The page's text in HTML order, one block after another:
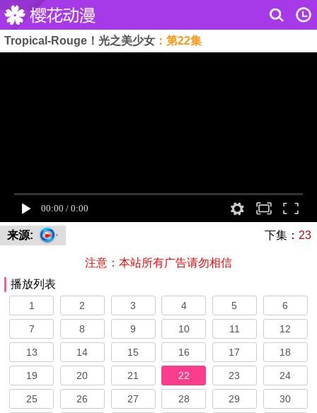
Tropical-Rouge！光之美少女 ：第22集
来源: 下集： 23
注意：本站所有广告请勿相信
播放列表
1 2 3 4 5 6
7 8 9 10 11 12
13 14 15 16 17 18
19 20 21 22 23 24
25 26 27 28 29 30